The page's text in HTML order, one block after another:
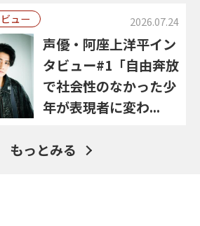
ュー 2026.07.24
声優・阿座上洋平イン
タビュー#1「自由奔放
で社会性のなかった少
年が表現者に変わ...
もっとみる